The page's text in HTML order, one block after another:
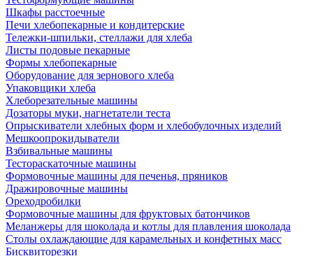
Шкафы расстоечные
Печи хлебопекарные и кондитерские
Тележки-шпильки, стеллажи для хлеба
Листы подовые пекарные
Формы хлебопекарные
Оборудование для зернового хлеба
Упаковщики хлеба
Хлеборезательные машины
Дозаторы муки, нагнетатели теста
Опрыскиватели хлебных форм и хлебобулочных изделий
Мешкоопрокидыватели
Взбивальные машины
Тестораскаточные машины
Формовочные машины для печенья, пряников
Дражировочные машины
Ореходробилки
Формовочные машины для фруктовых батончиков
Меланжеры для шоколада и котлы для плавления шоколада
Столы охлаждающие для карамельных и конфетных масс
Бисквиторезки